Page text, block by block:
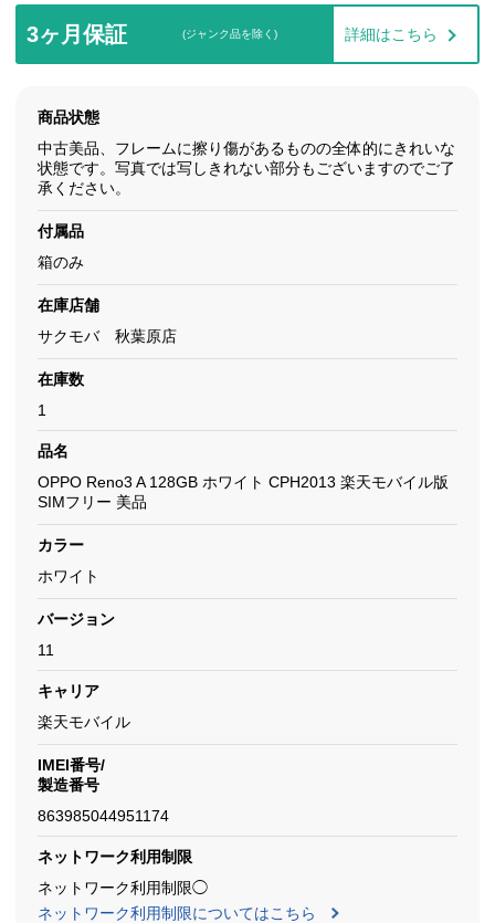
3ヶ月保証 (ジャンク品を除く) 詳細はこちら
商品状態
中古美品、フレームに擦り傷があるものの全体的にきれいな
状態です。写真では写しきれない部分もございますのでご了
承ください。
付属品
箱のみ
在庫店舗
サクモバ 秋葉原店
在庫数
1
品名
OPPO Reno3 A 128GB ホワイト CPH2013 楽天モバイル版
SIMフリー 美品
カラー
ホワイト
バージョン
11
キャリア
楽天モバイル
IMEI番号/
製造番号
863985044951174
ネットワーク利用制限
ネットワーク利用制限◯
ネットワーク利用制限についてはこちら